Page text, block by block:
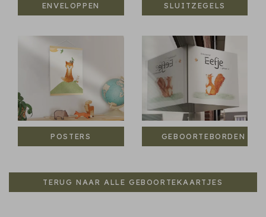
ENVELOPPEN SLUITZEGELS
POSTERS GEBOORTEBORDEN
TERUG NAAR ALLE GEBOORTEKAARTJES